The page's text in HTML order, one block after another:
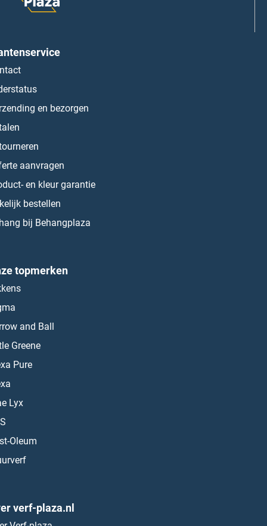
en bezorgen
aanvragen
en kleur garantie
bestellen
bij Behangplaza
topmerken
and Ball
Greene
Pure
Lyx
Oleum
verf-plaza.nl